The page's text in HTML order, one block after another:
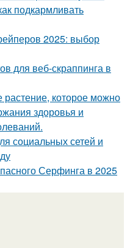
подкармливать
2025: выбор
для веб-скраппинга в
которое можно
здоровья и
социальных сетей и
Серфинга в 2025